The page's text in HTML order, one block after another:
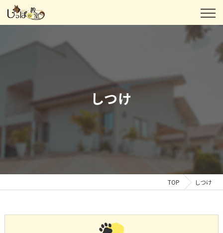
しつけ
TOP しつけ